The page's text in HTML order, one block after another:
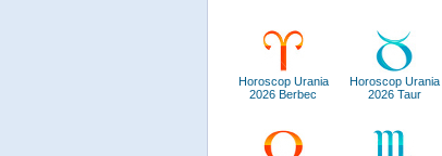
Horoscop Urania
2026 Berbec
Horoscop Urania
2026 Taur